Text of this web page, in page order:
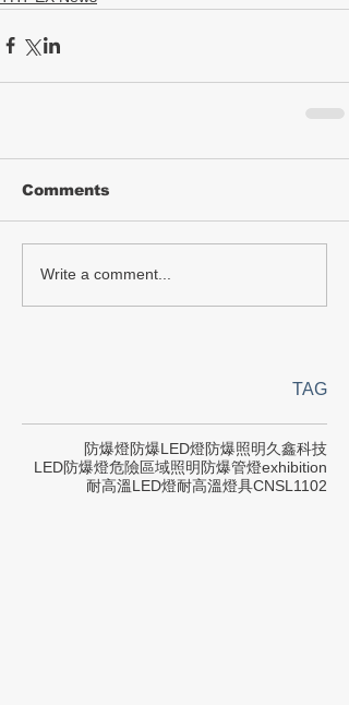
Comments
Write a comment...
TAG
防爆燈防爆LED燈防爆照明久鑫科技
LED防爆燈危險區域照明防爆管燈exhibition
耐高溫LED燈耐高溫燈具CNSL1102